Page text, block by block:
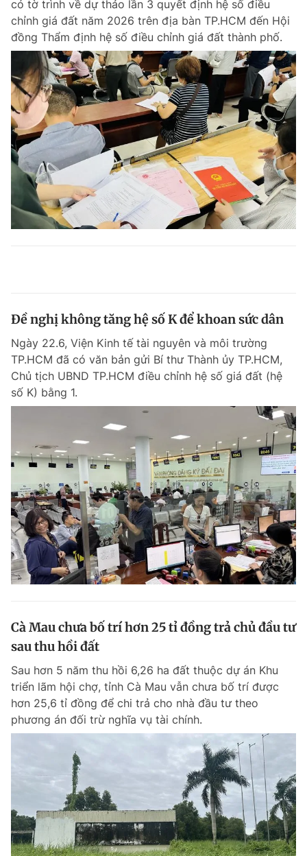
có tờ trình về dự thảo lần 3 quyết định hệ số điều
chỉnh giá đất năm 2026 trên địa bàn TP.HCM đến Hội
đồng Thẩm định hệ số điều chỉnh giá đất thành phố.
Đề nghị không tăng hệ số K để khoan sức dân
Ngày 22.6, Viện Kinh tế tài nguyên và môi trường
TP.HCM đã có văn bản gửi Bí thư Thành ủy TP.HCM,
Chủ tịch UBND TP.HCM điều chỉnh hệ số giá đất (hệ
số K) bằng 1.
Cà Mau chưa bố trí hơn 25 tỉ đồng trả chủ đầu tư
sau thu hồi đất
Sau hơn 5 năm thu hồi 6,26 ha đất thuộc dự án Khu
triển lãm hội chợ, tỉnh Cà Mau vẫn chưa bố trí được
hơn 25,6 tỉ đồng để chi trả cho nhà đầu tư theo
phương án đối trừ nghĩa vụ tài chính.